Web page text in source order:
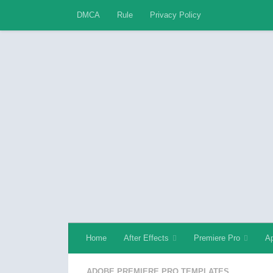
DMCA Rule Privacy Policy
Home After Effects Premiere Pro